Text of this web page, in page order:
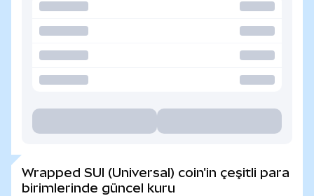
Wrapped SUI (Universal) coin'in çeşitli para
birimlerinde güncel kuru